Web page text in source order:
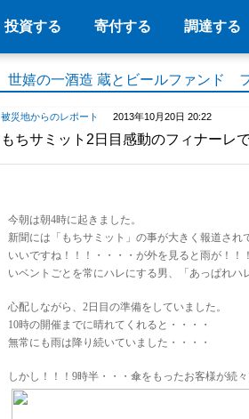
投資する 寄付する 調達する
世嬉の一酒造 蔵とビールファンド
被災地からのレポート 2013年10月20日 20:22
もちサミット2日目感動のフィナーレで
今朝は朝4時に起きました。
新聞には「もちサミット」の事が大きく報道され
いいですね！！！・・・・が外を見ると雨が！！
いベントごとを常にハレにする男、「あっぱれハ
心配しながら、2日目の準備をしていました。
10時の開催までに晴れてくれると・・・・
無常にも雨は降り続いていました・・・・
しかし！！！9時半・・・傘をもったお客様が続々